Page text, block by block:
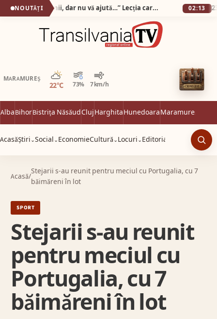
NOUTĂȚI „Pot să vă iau banii, dar nu vă ajută…” Lecția care mi-a frânt inima într-un cabinet optic din Alba Iulia! 02:13
MARAMUREȘ
22°C 73% 7 km/h
Parțial noros
AlbaBihorBistrița NăsăudClujHarghitaHunedoaraMaramureș
AcasăȘtiri ⌄Social ⌄ EconomieCultură ⌄ Locuri ⌄ Editorial
Acasă/
Stejarii s-au reunit pentru meciul cu Portugalia, cu 7
băimăreni în lot
SPORT
Stejarii s-au reunit
pentru meciul cu
Portugalia, cu 7
băimăreni în lot